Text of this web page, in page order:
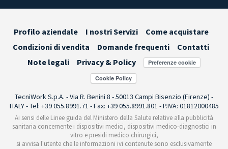
Profilo aziendale I nostri Servizi
Come acquistare
Condizioni di vendita
Domande frequenti
Contatti
Note legali
Privacy & Policy Preferenze cookie
TecniWork S.p.A. - Via R. Benini 8 - 50013 Campi Bisenzio (Firenze) -
ITALY - Tel: +39 055.8991.71 - Fax: +39 055.8991.801 - P.IVA: 01812000485
Ai sensi delle Linee guida del Ministero della Salute relative alla pubblicità
sanitaria concernente i dispositivi medici, dispositivi medico-diagnostici in
vitro e presidi medico chirurgici,
si avvisa l'utente che le informazioni ivi contenute sono esclusivamente